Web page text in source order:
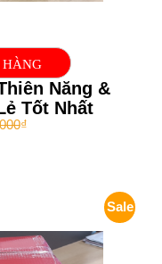
Năng &
Tốt Nhất
₫
Sale